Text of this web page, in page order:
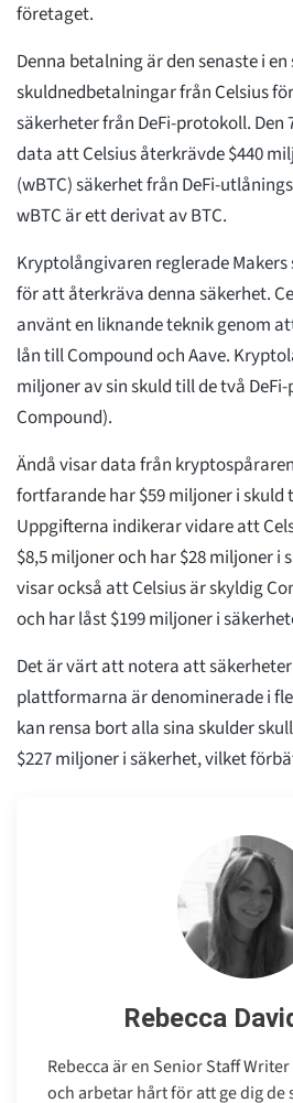
företaget.
Denna betalning är den senaste i en
skuldnedbetalningar från Celsius
säkerheter från DeFi-protokoll. Den
data att Celsius återkrävde $440
(wBTC) säkerhet från DeFi-
wBTC är ett derivat av BTC.
Kryptolångivaren reglerade Makers
för att återkräva denna säkerhet.
använt en liknande teknik genom
lån till Compound och Aave.
miljoner av sin skuld till de två
Compound).
Ändå visar data från
fortfarande har $59 miljoner i skuld
Uppgifterna indikerar vidare att
$8,5 miljoner och har $28 miljoner i
visar också att Celsius är skyldig
och har låst $199 miljoner i
Det är värt att notera att
plattformarna är denominerade i
kan rensa bort alla sina skulder
$227 miljoner i säkerhet, vilket
Rebecca
Rebecca är en Senior Staff
och arbetar hårt för att ge dig de